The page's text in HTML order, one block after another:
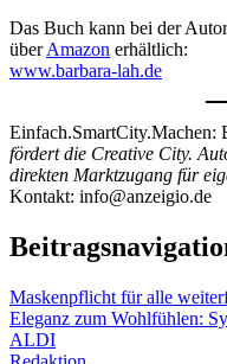
Das Buch kann bei der
überAmazon erhältlich:
www.barbara-lah.de
Einfach.SmartCity.Machen:
fördert die Creative City.
direkten Marktzugang für
Kontakt: info@anzeigio.de
Maskenpflicht für alle
Eleganz zum Wohlfühlen:
ALDI